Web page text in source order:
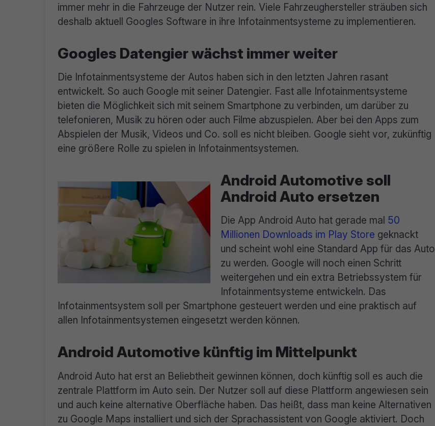
immer mehr in die Fahrzeuge der Nutzer rein. Viele Fahrzeughersteller sträuben sich
deshalb aktuell Googles Software in ihre Infotainmentsysteme zu implementieren.
Googles Datengier wächst immer weiter
Die Infotainmentsysteme der Autos haben sich in den letzten Jahren rasant
entwickelt. So auch Google mit seiner Datengier. Fast alle Infotainmentsysteme
bieten die Möglichkeit sich mit seinem Smartphone zu verbinden, um darüber zu
telefonieren, Musik zu hören oder auch Filme abzuspielen. Aber bei den Apps zum
Abspielen der Musik, Videos und Co. soll es nicht bleiben. Google sieht vor, zukünftig
eine größere Rolle zu spielen in Infotainmentsystemen.
Android Automotive soll
Android Auto ersetzen
Die App Android Auto hat gerade mal 50
Millionen Downloads im Play Store geknackt
und scheint wohl eine Standard App für das Auto
zu werden. Google will noch einen Schritt
weitergehen und ein extra Betriebssystem für
Infotainmentsysteme entwickeln. Das
Infotainmentsystem soll per Smartphone gesteuert werden und eine praktisch auf
allen Infotainmentsystemen eingesetzt werden können.
Android Automotive künftig im Mittelpunkt
Android Auto hat erst an Beliebtheit gewinnen können, doch künftig soll es auch die
zentrale Plattform im Auto sein. Der Nutzer soll auf diese Plattform angewiesen sein
und auch keine alternative Oberfläche haben. Das heißt, dass man keine Alternativen
zu Google Maps installiert und sich der Sprachassistent von Google aktiviert. Doch